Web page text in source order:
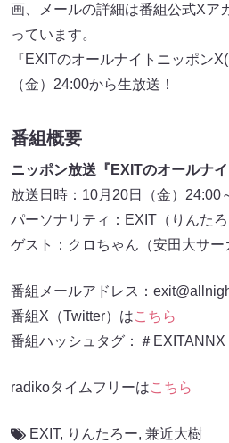
画、メールの詳細は番組公式Xア
っています。
『EXITのオールナイトニッポン
（金）24:00から生放送！
番組概要
ニッポン放送『EXITのオールナ
放送日時：10月20日（金）24:00
パーソナリティ：EXIT（りんたろ
ゲスト：クロちゃん（安田大サー
番組メールアドレス：
番組X（Twitter）はこちら
番組ハッシュタグ：＃EXITANNX
radikoタイムフリーはこちら
EXIT, りんたろー, 兼近大樹